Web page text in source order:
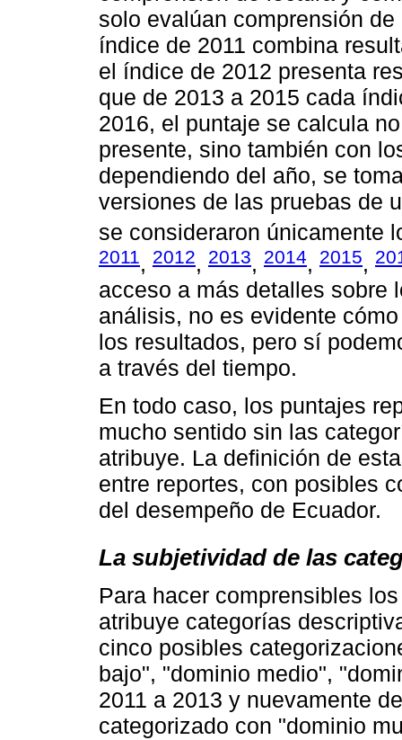
solo evalúan comprensión
índice de 2011 combina
el índice de 2012 presenta
que de 2013 a 2015 cada
2016, el puntaje se calcula
presente, sino también con
dependiendo del año, se
versiones de las pruebas de
se consideraron únicamente
2011, 2012, 2013, 2014, 2015,
acceso a más detalles sobre
análisis, no es evidente
los resultados, pero sí
a través del tiempo.
En todo caso, los puntajes
mucho sentido sin las
atribuye. La definición de
entre reportes, con posibles
del desempeño de Ecuador.
La subjetividad de las
Para hacer comprensibles
atribuye categorías
cinco posibles
bajo", "dominio medio",
2011 a 2013 y nuevamente
categorizado con "dominio